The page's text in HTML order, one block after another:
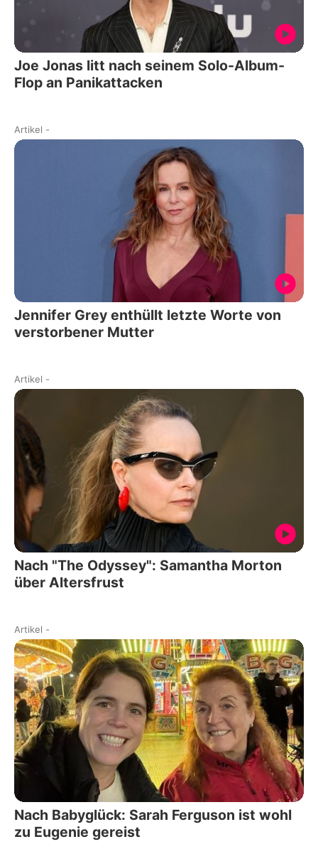
Joe Jonas litt nach seinem Solo-Album-
Flop an Panikattacken
Artikel -
Jennifer Grey enthüllt letzte Worte von
verstorbener Mutter
Artikel -
Nach "The Odyssey": Samantha Morton
über Altersfrust
Artikel -
Nach Babyglück: Sarah Ferguson ist wohl
zu Eugenie gereist